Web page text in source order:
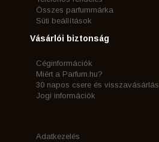
Összes parfummárka
Süti beállítások
Vásárlói biztonság
Céginformációk
Miért a Parfum.hu?
30 napos csere és visszavásárlás
Jogi információk
Adatkezelés